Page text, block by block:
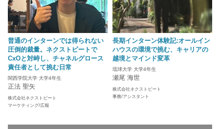
普通のインターンでは得られない
圧倒的裁量。ネクストビートで
CxOと対峙し、チャネルグロース
責任者として挑む日常
関西学院大学 大学4年生
正法 聖矢
株式会社ネクストビート
マーケティング/広報
長期インターン体験記:オールイン
ハウスの環境で挑む、キャリアの
越境とマインド変革
琉球大学 大学4年生
瀬尾 海世
株式会社ネクストビート
事務/アシスタント